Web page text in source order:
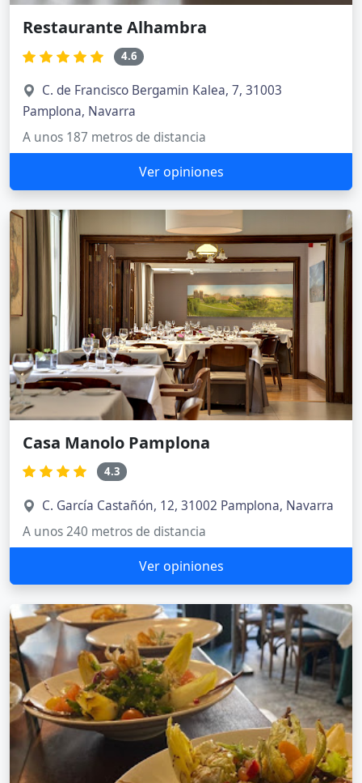
Restaurante Alhambra
4.6
C. de Francisco Bergamin Kalea, 7, 31003
Pamplona, Navarra
A unos 187 metros de distancia
Ver opiniones
Casa Manolo Pamplona
4.3
C. García Castañón, 12, 31002 Pamplona, Navarra
A unos 240 metros de distancia
Ver opiniones